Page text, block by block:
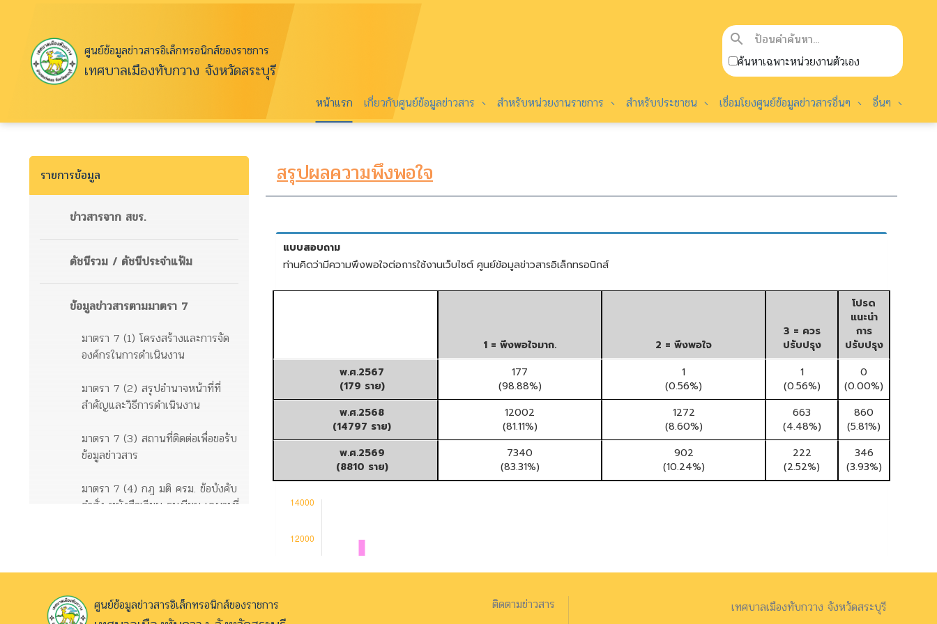
ศูนย์ข้อมูลข่าวสารอิเล็กทรอนิกส์ของราชการ
เทศบาลเมืองทับกวาง จังหวัดสระบุรี
search
ค้นหาเฉพาะหน่วยงานตัวเอง
หน้าแรก เกี่ยวกับศูนย์ข้อมูลข่าวสาร สำหรับหน่วยงานราชการ สำหรับประชาชน เชื่อมโยงศูนย์ข้อมูลข่าวสารอื่นๆ อื่นๆ
รายการข้อมูล
ข่าวสารจาก สขร.
ดัชนีรวม / ดัชนีประจำแฟ้ม
ข้อมูลข่าวสารตามมาตรา 7
มาตรา 7 (1) โครงสร้างและการจัด
องค์กรในการดำเนินงาน
มาตรา 7 (2) สรุปอำนาจหน้าที่ที่
สำคัญและวิธีการดำเนินงาน
มาตรา 7 (3) สถานที่ติดต่อเพื่อขอรับ
ข้อมูลข่าวสาร
มาตรา 7 (4) กฎ มติ ครม. ข้อบังคับ
คำสั่ง หนังสือเวียน ระเบียบ เฉพาะที่
มาตรา 9 (1) ผลการพิจารณา
สรุปผลความพึงพอใจ
ศูนย์ข้อมูลข่าวสารอิเล็กทรอนิกส์ของราชการ ติดตามข่าวสาร เทศบาลเมืองทับกวาง จังหวัดสระบุรี